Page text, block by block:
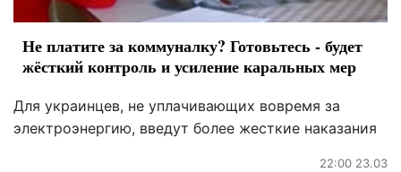
Не платите за коммуналку? Готовьтесь - будет
жёсткий контроль и усиление каральных мер
Для украинцев, не уплачивающих вовремя за
электроэнергию, введут более жесткие наказания
22:00 23.03